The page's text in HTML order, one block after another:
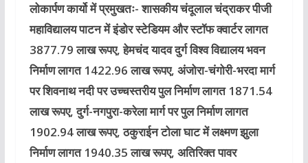
लोकार्पण कार्यो में प्रमुखतः- शासकीय चंदूलाल चंद्राकर पीजी
महाविद्यालय पाटन में इंडोर स्टेडियम और स्टॉफ क्वार्टर लागत
3877.79 लाख रूपए, हेमचंद यादव दुर्ग विश्व विद्यालय भवन
निर्माण लागत 1422.96 लाख रूपए, अंजोरा-चंगोरी-भरदा मार्ग
पर शिवनाथ नदी पर उच्चस्तरीय पुल निर्माण लागत 1871.54
लाख रूपए, दुर्ग-नगपुरा-करेला मार्ग पर पुल निर्माण लागत
1902.94 लाख रूपए, ठकुराईन टोला घाट में लक्ष्मण झुला
निर्माण लागत 1940.35 लाख रूपए, अतिरिक्त पावर